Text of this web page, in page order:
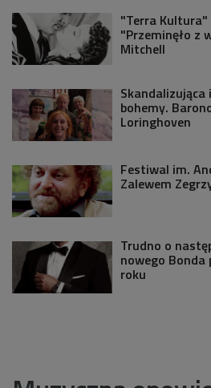
"Terra
"Przeminęło z
Mitchell
bohemy.
Loringhoven
Festiwal im.
Zalewem
Trudno o
nowego Bonda
roku